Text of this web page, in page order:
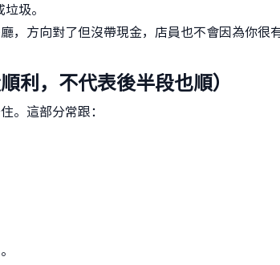
圾。
，方向對了但沒帶現金，店員也不會因為你很
利，不代表後半段也順）
。這部分常跟：